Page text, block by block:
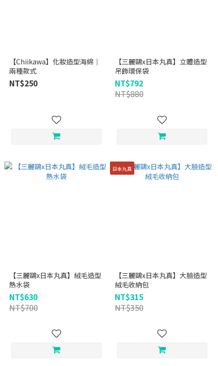
【Chiikawa】化妝造型海綿｜
兩種款式
NT$250
【三麗鷗x日本丸真】立體造型
吊飾環保袋
NT$792
NT$880
【三麗鷗x日本丸真】絨毛造型
熱水袋
NT$630
NT$700
日本丸真
【三麗鷗x日本丸真】大臉造型
絨毛收納包
NT$315
NT$350